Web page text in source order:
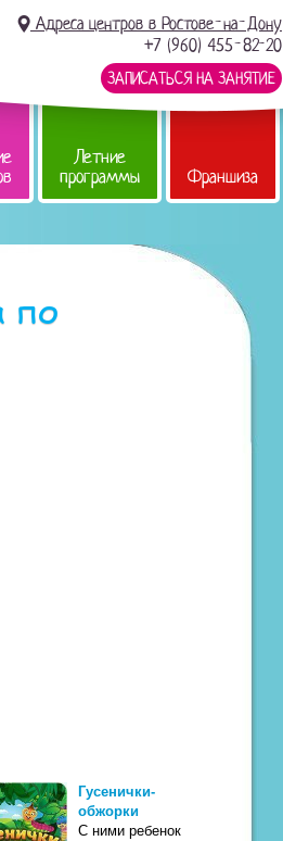
Адреса центров в Ростове-на-Дону
+7 (960) 455-82-20
ЗАПИСАТЬСЯ НА ЗАНЯТИЕ
Летние
программы Франшиза
по
Гусенички-
обжорки
С ними ребенок